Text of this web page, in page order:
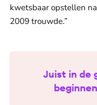
kwetsbaar opstellen
2009 trouwde.”
Juist in de